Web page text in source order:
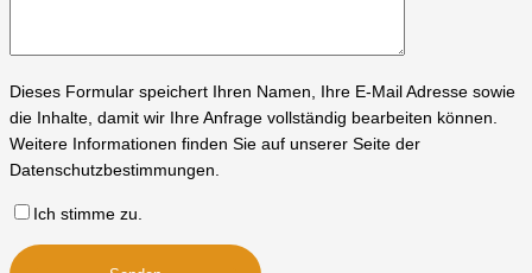
Dieses Formular speichert Ihren Namen, Ihre E-Mail Adresse sowie
die Inhalte, damit wir Ihre Anfrage vollständig bearbeiten können.
Weitere Informationen finden Sie auf unserer Seite der
Datenschutzbestimmungen.
Ich stimme zu.